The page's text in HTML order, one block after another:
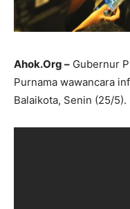
Ahok.Org – Gubernur
Purnama wawancara
Balaikota, Senin (25/5).